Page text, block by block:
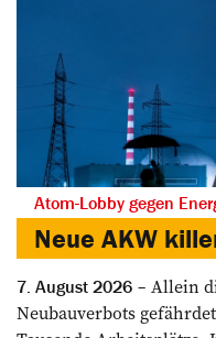
Atom-Lobby gegen
Neue AKW
7. August 2026
Allein
Neubauverbots